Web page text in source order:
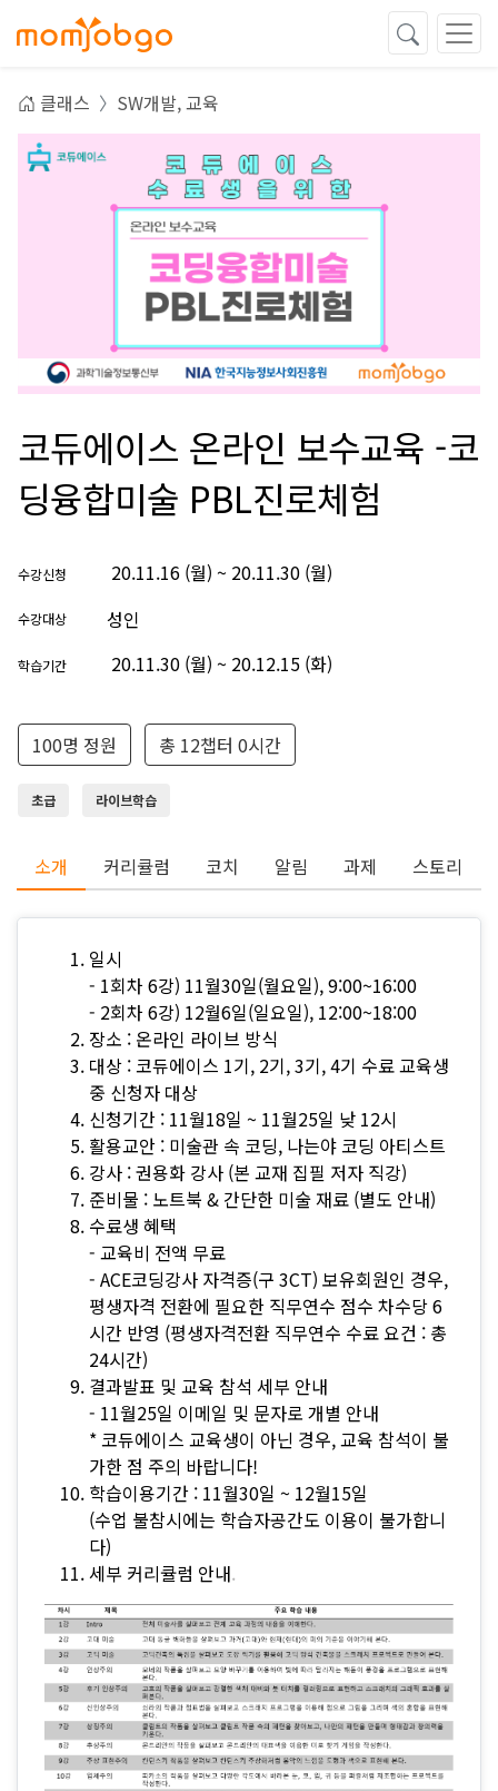
클래스 SW개발,교육
코듀에이스 온라인 보수교육 -코
딩융합미술 PBL진로체험
수강신청 20.11.16 (월) ~ 20.11.30 (월)
수강대상 성인
학습기간 20.11.30 (월) ~ 20.12.15 (화)
100명 정원 총 12챕터 0시간
초급 라이브학습
소개 커리큘럼 코치 알림 과제 스토리
일시
- 1회차 6강) 11월30일(월요일), 9:00~16:00
- 2회차 6강) 12월6일(일요일), 12:00~18:00
장소 : 온라인 라이브 방식
대상 : 코듀에이스 1기, 2기, 3기, 4기 수료 교육생
중 신청자 대상
신청기간 : 11월18일 ~ 11월25일 낮 12시
활용교안 : 미술관 속 코딩, 나는야 코딩 아티스트
강사 : 권용화 강사 (본 교재 집필 저자 직강)
준비물 : 노트북 & 간단한 미술 재료 (별도 안내)
수료생 혜택
- 교육비 전액 무료
- ACE코딩강사 자격증(구 3CT) 보유회원인 경우,
평생자격 전환에 필요한 직무연수 점수 차수당 6
시간 반영 (평생자격전환 직무연수 수료 요건 : 총
24시간)
결과발표 및 교육 참석 세부 안내
- 11월25일 이메일 및 문자로 개별 안내
* 코듀에이스 교육생이 아닌 경우, 교육 참석이 불
가한 점 주의 바랍니다!
학습이용기간 : 11월30일 ~ 12월15일
(수업 불참시에는 학습자공간도 이용이 불가합니
다)
세부 커리큘럼 안내.